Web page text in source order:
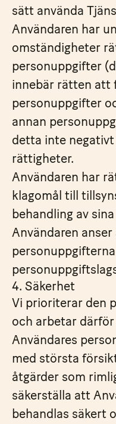
sätt använda
Användaren har
omständigheter
personuppgifter
innebär rätten att
personuppgifter
annan
detta inte
rättigheter.
Användaren har
klagomål till
behandling av
Användaren
4. Säkerhet
Vi prioriterar den
och arbetar
Användares
med största
åtgärder som
säkerställa att
behandlas säkert